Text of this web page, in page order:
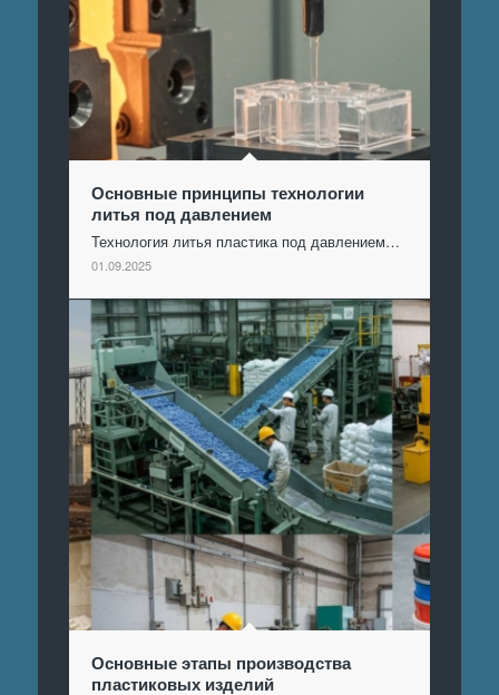
Основные принципы технологии
литья под давлением
Технология литья пластика под давлением…
01.09.2025
Основные этапы производства
пластиковых изделий